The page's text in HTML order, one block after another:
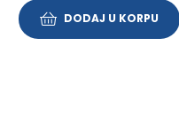
DODAJ U KORPU